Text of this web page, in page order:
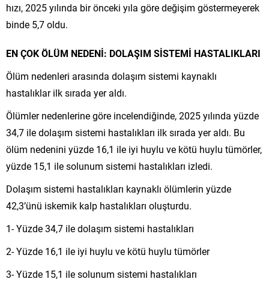
hızı, 2025 yılında bir önceki yıla göre değişim göstermeyerek
binde 5,7 oldu.
EN ÇOK ÖLÜM NEDENİ: DOLAŞIM SİSTEMİ HASTALIKLARI
Ölüm nedenleri arasında dolaşım sistemi kaynaklı
hastalıklar ilk sırada yer aldı.
Ölümler nedenlerine göre incelendiğinde, 2025 yılında yüzde
34,7 ile dolaşım sistemi hastalıkları ilk sırada yer aldı. Bu
ölüm nedenini yüzde 16,1 ile iyi huylu ve kötü huylu tümörler,
yüzde 15,1 ile solunum sistemi hastalıkları izledi.
Dolaşım sistemi hastalıkları kaynaklı ölümlerin yüzde
42,3’ünü iskemik kalp hastalıkları oluşturdu.
1- Yüzde 34,7 ile dolaşım sistemi hastalıkları
2- Yüzde 16,1 ile iyi huylu ve kötü huylu tümörler
3- Yüzde 15,1 ile solunum sistemi hastalıkları